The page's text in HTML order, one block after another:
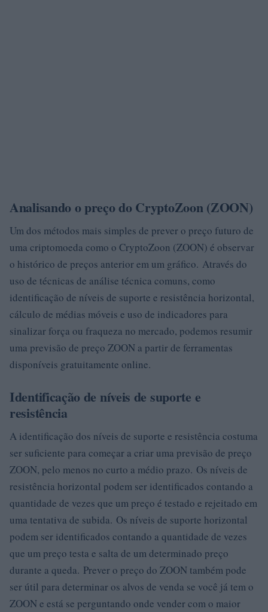
Analisando o preço do CryptoZoon (ZOON)
Um dos métodos mais simples de prever o preço futuro de
uma criptomoeda como o CryptoZoon (ZOON) é observar
o histórico de preços anterior em um gráfico. Através do
uso de técnicas de análise técnica comuns, como
identificação de níveis de suporte e resistência horizontal,
cálculo de médias móveis e uso de indicadores para
sinalizar força ou fraqueza no mercado, podemos resumir
uma previsão de preço ZOON a partir de ferramentas
disponíveis gratuitamente online.
Identificação de níveis de suporte e
resistência
A identificação dos níveis de suporte e resistência costuma
ser suficiente para começar a criar uma previsão de preço
ZOON, pelo menos no curto a médio prazo. Os níveis de
resistência horizontal podem ser identificados contando a
quantidade de vezes que um preço é testado e rejeitado em
uma tentativa de subida. Os níveis de suporte horizontal
podem ser identificados contando a quantidade de vezes
que um preço testa e salta de um determinado preço
durante a queda. Prever o preço do ZOON também pode
ser útil para determinar os alvos de venda se você já tem o
ZOON e está se perguntando onde vender com o maior